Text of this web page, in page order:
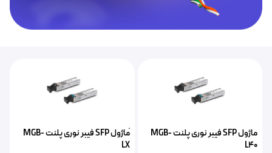
ماژول SFP فیبر نوری پلنت MGB-
L40
ًماژول SFP‌ فیبر نوری پلنت MGB-
LX